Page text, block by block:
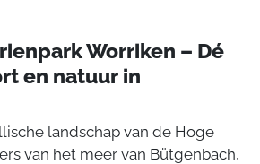
Worriken – Dé
en natuur in
landschap van de Hoge
van het meer van Bütgenbach,